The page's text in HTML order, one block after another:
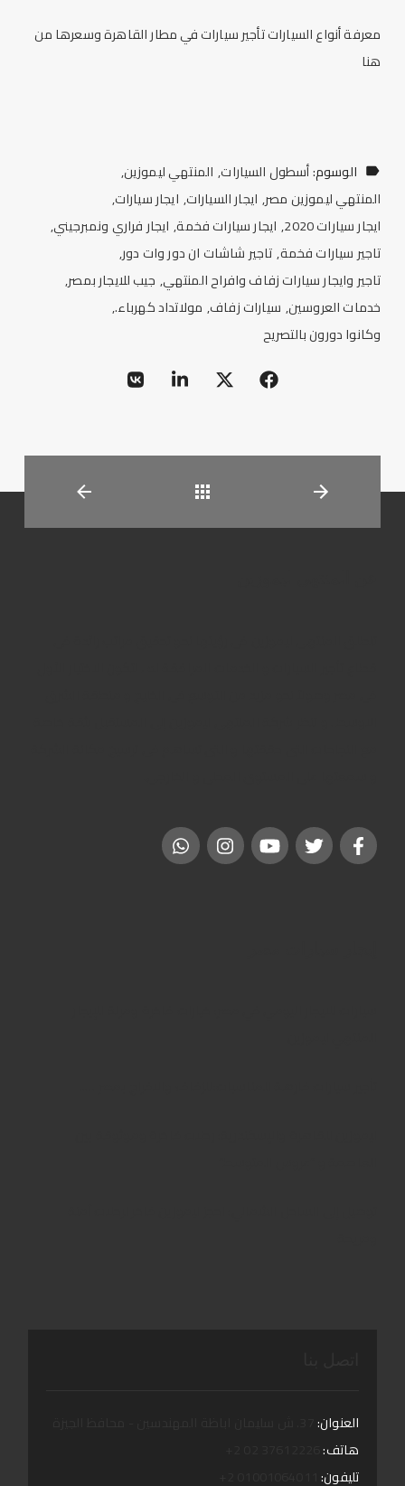
معرفة أنواع السيارات تأجير سيارات في مطار القاهرة وسعرها من
هنا
الوسوم:أسطول السيارات المنتهي ليموزين
المنتهي ليموزين مصر ايجار السيارات ايجار سيارات
ايجار سيارات 2020
ايجار سيارات فخمة ايجار فراري ونمبرجيني
تاجير سيارات فخمة تاجير شاشات ان دور وات دور
تاجير وايجار سيارات زفاف وافراح المنتهي جيب للايجار بمصر
خدمات العروسين سيارات زفاف مولاتداد كهرباء.
وكانوا دورون بالتصريح
العنوان:
هاتف:
تليفون: